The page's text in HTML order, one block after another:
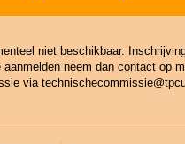
niet beschikbaar.
neem dan contact op
via